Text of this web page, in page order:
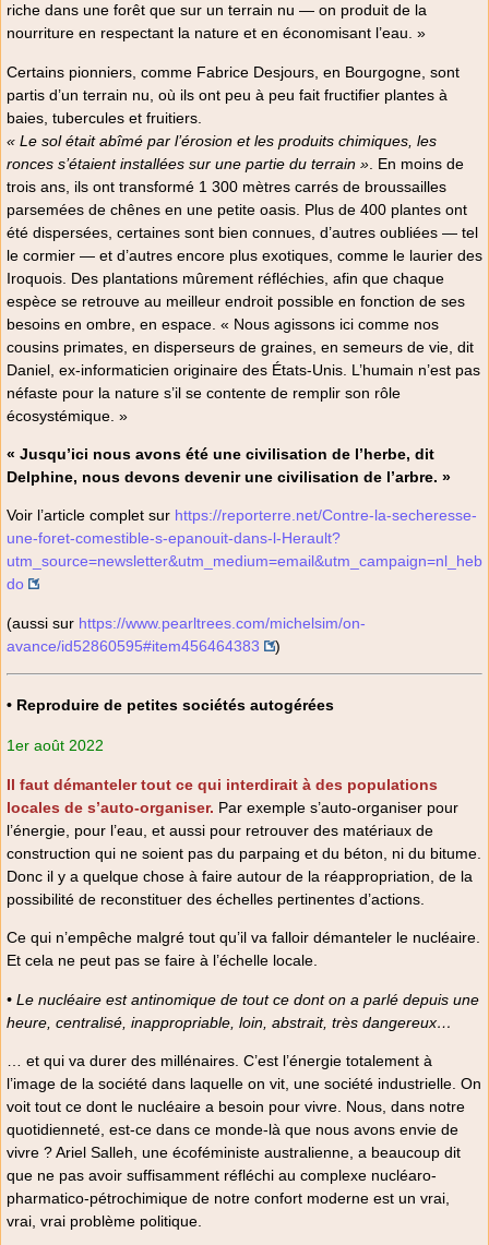
riche dans une forêt que sur un terrain nu — on produit de la
nourriture en respectant la nature et en économisant l’eau. »
Certains pionniers, comme Fabrice Desjours, en Bourgogne, sont
partis d’un terrain nu, où ils ont peu à peu fait fructifier plantes à
baies, tubercules et fruitiers.
« Le sol était abîmé par l’érosion et les produits chimiques, les
ronces s’étaient installées sur une partie du terrain » . En moins de
trois ans, ils ont transformé 1 300 mètres carrés de broussailles
parsemées de chênes en une petite oasis. Plus de 400 plantes ont
été dispersées, certaines sont bien connues, d’autres oubliées — tel
le cormier — et d’autres encore plus exotiques, comme le laurier des
Iroquois. Des plantations mûrement réfléchies, afin que chaque
espèce se retrouve au meilleur endroit possible en fonction de ses
besoins en ombre, en espace. « Nous agissons ici comme nos
cousins primates, en disperseurs de graines, en semeurs de vie, dit
Daniel, ex-informaticien originaire des États-Unis. L’humain n’est pas
néfaste pour la nature s’il se contente de remplir son rôle
écosystémique. »
« Jusqu’ici nous avons été une civilisation de l’herbe, dit
Delphine, nous devons devenir une civilisation de l’arbre. »
Voir l’article complet sur https://reporterre.net/Contre-la-secheresse-
une-foret-comestible-s-epanouit-dans-l-Herault?
utm_source=newsletter&utm_medium=email&utm_campaign=nl_heb
do
(aussi sur https://www.pearltrees.com/michelsim/on-
avance/id52860595#item456464383
)
• Reproduire de petites sociétés autogérées
1er août 2022
Il faut démanteler tout ce qui interdirait à des populations
locales de s’auto-organiser. Par exemple s’auto-organiser pour
l’énergie, pour l’eau, et aussi pour retrouver des matériaux de
construction qui ne soient pas du parpaing et du béton, ni du bitume.
Donc il y a quelque chose à faire autour de la réappropriation, de la
possibilité de reconstituer des échelles pertinentes d’actions.
Ce qui n’empêche malgré tout qu’il va falloir démanteler le nucléaire.
Et cela ne peut pas se faire à l’échelle locale.
• Le nucléaire est antinomique de tout ce dont on a parlé depuis une
heure, centralisé, inappropriable, loin, abstrait, très dangereux…
… et qui va durer des millénaires. C’est l’énergie totalement à
l’image de la société dans laquelle on vit, une société industrielle. On
voit tout ce dont le nucléaire a besoin pour vivre. Nous, dans notre
quotidienneté, est-ce dans ce monde-là que nous avons envie de
vivre ? Ariel Salleh, une écoféministe australienne, a beaucoup dit
que ne pas avoir suffisamment réfléchi au complexe nucléaro-
pharmatico-pétrochimique de notre confort moderne est un vrai,
vrai, vrai problème politique.